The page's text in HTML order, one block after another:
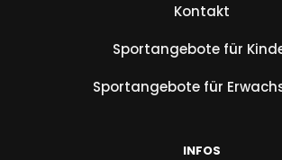
Kontakt
Sportangebote für
Sportangebote für
INFOS